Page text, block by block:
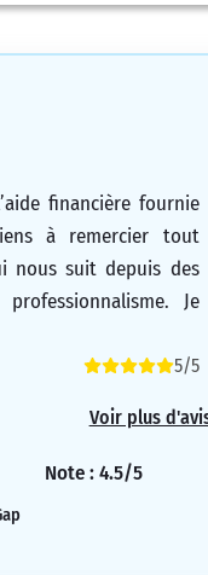
financière fournie
à remercier tout
nous suit depuis des
Je
5/5
Voir plus
Note : 4.5/5